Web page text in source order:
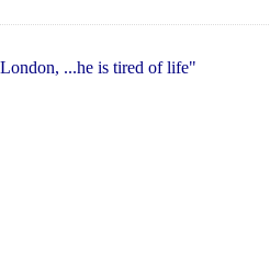
...he is tired of life"